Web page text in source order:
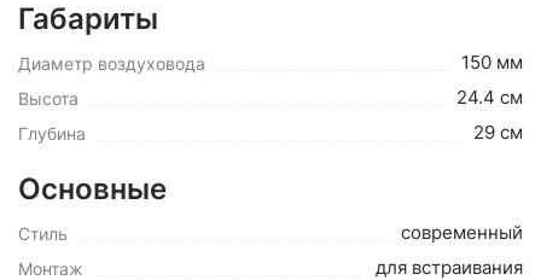
Габариты
Диаметр воздуховода 150 мм
Высота 24.4 см
Глубина 29 см
Основные
Стиль современный
Монтаж для встраивания